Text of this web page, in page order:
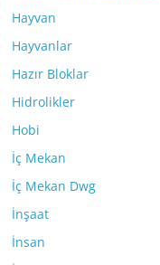
Hayvan
Hayvanlar
Hazır Bloklar
Hidrolikler
Hobi
İç Mekan
İç Mekan Dwg
İnşaat
İnsan